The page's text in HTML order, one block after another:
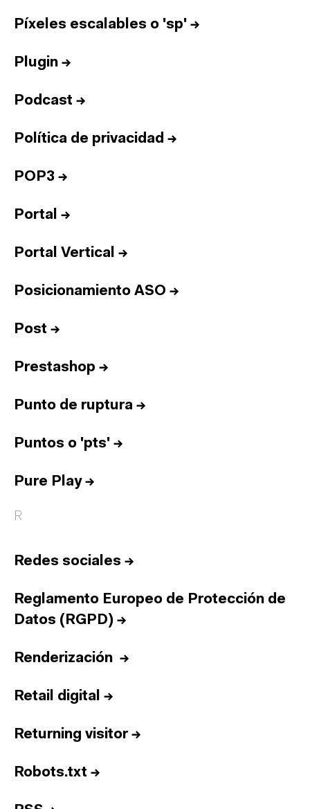
Píxeles escalables o 'sp' →
Plugin →
Podcast →
Política de privacidad →
POP3 →
Portal →
Portal Vertical →
Posicionamiento ASO →
Post →
Prestashop →
Punto de ruptura →
Puntos o 'pts' →
Pure Play→
R
Redes sociales →
Reglamento Europeo de Protección de
Datos (RGPD) →
Renderización →
Retail digital →
Returning visitor→
Robots.txt →